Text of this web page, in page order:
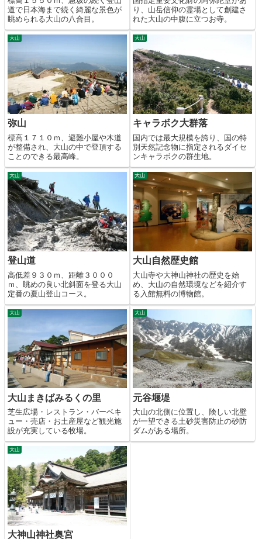
道で日本海まで続く綺麗な景色が
眺められる大山の八合目。
り、山岳信仰の霊場として創建さ
れた大山の中腹に立つお寺。
大山
弥山
標高１７１０ｍ、避難小屋や木道
が整備され、大山の中で登頂する
ことのできる最高峰。
大山
キャラボク大群落
国内では最大規模を誇り、国の特
別天然記念物に指定されるダイセ
ンキャラボクの群生地。
大山
登山道
高低差９３０ｍ、距離３０００
ｍ、眺めの良い北斜面を登る大山
定番の夏山登山コース。
大山
大山自然歴史館
大山寺や大神山神社の歴史を始
め、大山の自然環境などを紹介す
る入館無料の博物館。
大山
大山まきばみるくの里
芝生広場・レストラン・バーベキ
ュー・売店・お土産屋など観光施
設が充実している牧場。
大山
元谷堰堤
大山の北側に位置し、険しい北壁
が一望できる土砂災害防止の砂防
ダムがある場所。
大山
大神山神社奥宮